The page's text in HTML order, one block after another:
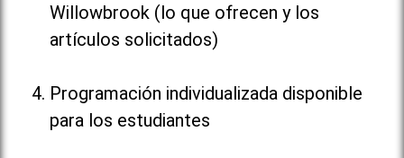
Willowbrook (lo que ofrecen y los
artículos solicitados)
Programación individualizada disponible
para los estudiantes